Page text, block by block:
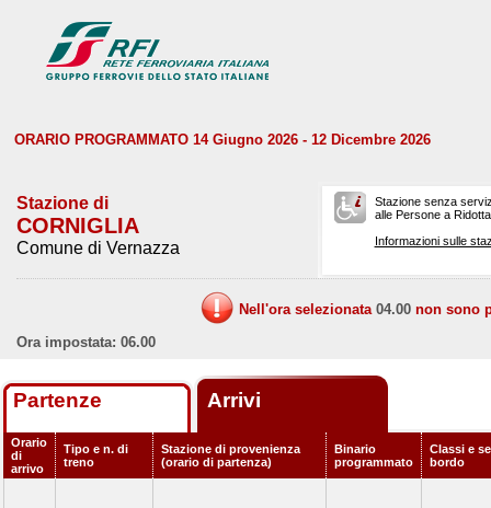
ORARIO PROGRAMMATO 14 Giugno 2026 - 12 Dicembre 2026
Stazione di
CORNIGLIA
Comune di Vernazza
Stazione senza
alle Persone a
Informazioni sulle
Nell'ora selezionata 04.00 non sono
Ora impostata: 06.00
Partenze Arrivi
Orario
di
arrivo
Tipo e n. di
treno
Stazione di provenienza
(orario di partenza)
Binario
programmato
Classi e
bordo